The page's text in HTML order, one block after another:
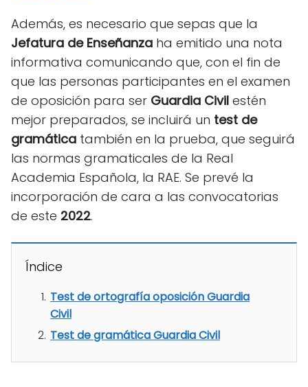
Además, es necesario que sepas que la
Jefatura de Enseñanza ha emitido una nota
informativa comunicando que, con el fin de
que las personas participantes en el examen
de oposición para ser Guardia Civil estén
mejor preparados, se incluirá un test de
gramática también en la prueba, que seguirá
las normas gramaticales de la Real
Academia Española, la RAE. Se prevé la
incorporación de cara a las convocatorias
de este 2022.
Índice
Test de ortografía oposición Guardia
Civil
Test de gramática Guardia Civil